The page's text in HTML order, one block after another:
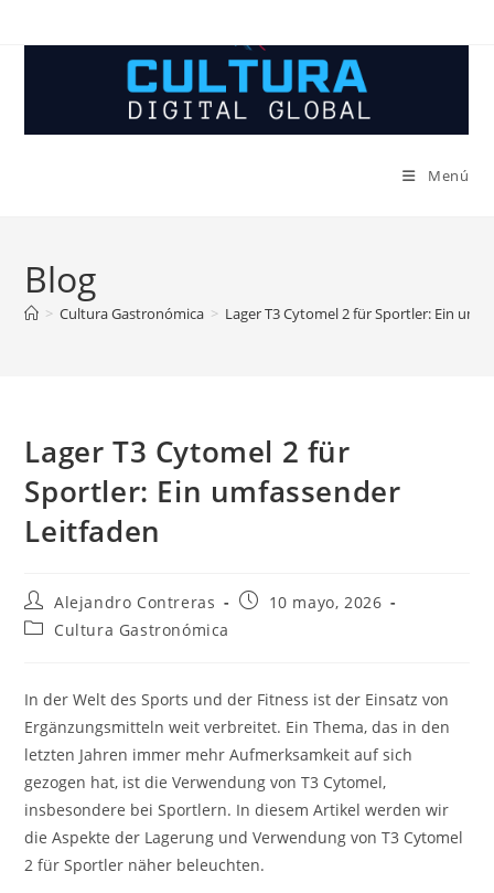
Menú
Blog
> Cultura Gastronómica > Lager T3 Cytomel 2 für Sportler: Ein
Lager T3 Cytomel 2 für
Sportler: Ein umfassender
Leitfaden
Autor
de
la
Alejandro Contreras
Entrada10 mayo, 2026
Categoría
entrada:
Cultura Gastronómica
In der Welt des Sports und der Fitness ist der Einsatz von
Ergänzungsmitteln weit verbreitet. Ein Thema, das in den
letzten Jahren immer mehr Aufmerksamkeit auf sich
gezogen hat, ist die Verwendung von T3 Cytomel,
insbesondere bei Sportlern. In diesem Artikel werden wir
die Aspekte der Lagerung und Verwendung von T3 Cytomel
2 für Sportler näher beleuchten.